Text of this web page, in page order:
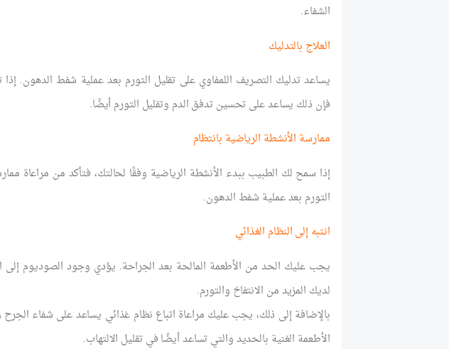
الشفاء.
العلاج بالتدليك
يساعد تدليك التصريف اللمفاوي على تقليل التورم بعد عملية شفط
فإن ذلك يساعد على تحسين تدفق الدم وتقليل التورم أيضًا.
ممارسة الأنشطة الرياضية بانتظام
إذا سمح لك الطبيب ببدء الأنشطة الرياضية وفقًا لحالتك، فتأكد من مراعاة
التورم بعد عملية شفط الدهون.
انتبه إلى النظام الغذائي
يجب عليك الحد من الأطعمة المالحة بعد الجراحة. يؤدي وجود الصوديوم إلى
لديك المزيد من الانتفاخ والتورم.
بالإضافة إلى ذلك، يجب عليك مراعاة اتباع نظام غذائي يساعد على شفاء الجرح
الأطعمة الغنية بالحديد والتي تساعد أيضًا في تقليل الالتهاب.